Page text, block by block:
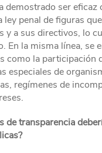
demostrado ser eficaz
penal de figuras
y a sus directivos, lo
En la misma línea, se
como la participación
especiales de
regímenes de
de transparencia